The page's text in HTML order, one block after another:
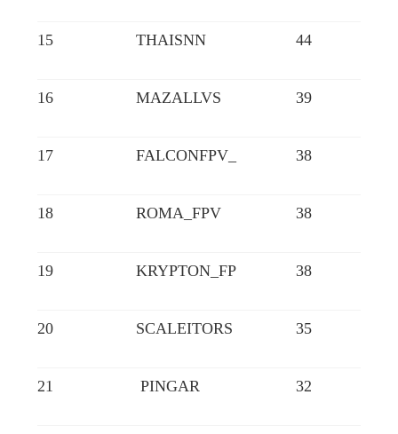
15 THAISNN 44
16 MAZALLVS 39
17 FALCONFPV_ 38
18 ROMA_FPV 38
19 KRYPTON_FP 38
20 SCALEITORS 35
21 PINGAR 32